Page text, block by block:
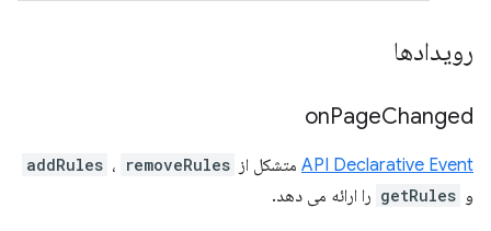
رویدادها
onPageChanged
API Declarative Event متشکل از addRules ، removeRules
و getRules را ارائه می دهد.